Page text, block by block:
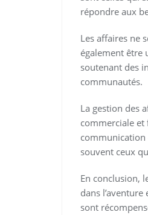
répondre aux
Les affaires ne
également être
soutenant des
communautés.
La gestion des
commerciale et
communication
souvent ceux
En conclusion,
dans
sont